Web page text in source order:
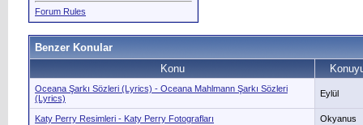
Forum Rules
Benzer Konular
Konu
Oceana Şarkı Sözleri (Lyrics) - Oceana Mahlmann Şarkı Sözleri
(Lyrics)
Eylül
Katy Perry Resimleri - Katy Perry Fotografları Okyanus